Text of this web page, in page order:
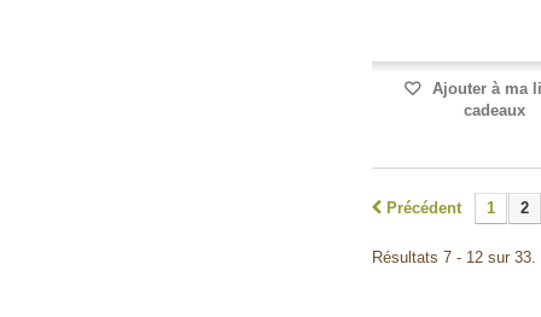
Ajouter à ma
cadeaux
Précédent 1 2
Résultats 7 - 12 sur 33.